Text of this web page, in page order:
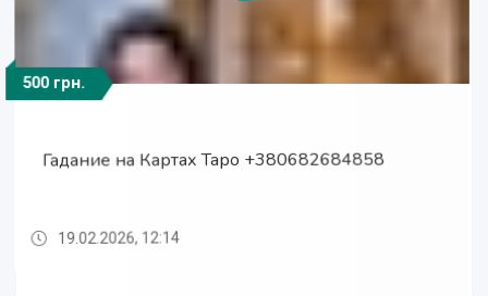
500 грн.
Гадание на Картах Таро +380682684858
Договірна
Егильет, Сильнейший Приворот
500 грн.
Снятие Панических Атак, Страха
500 грн.
Гадание на Картах Таро +380682684858
19.02.2026, 12:14
Договірна
Егильет, Сильнейший Приворот